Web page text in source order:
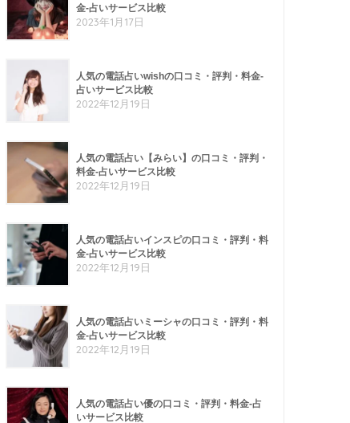
金-占いサービス比較
2023年1月17日
人気の電話占いwishの口コミ・評判・料金-
占いサービス比較
2022年12月19日
人気の電話占い【みらい】の口コミ・評判・
料金-占いサービス比較
2022年12月19日
人気の電話占いインスピの口コミ・評判・料
金-占いサービス比較
2022年12月19日
人気の電話占いミーシャの口コミ・評判・料
金-占いサービス比較
2022年12月19日
人気の電話占い優の口コミ・評判・料金-占
いサービス比較